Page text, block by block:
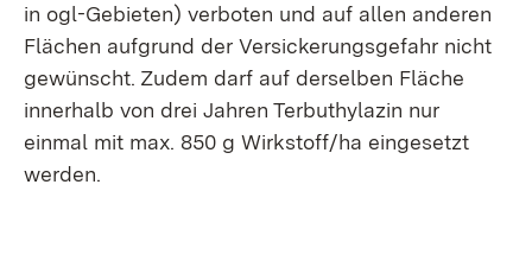
in ogl-Gebieten) verboten und auf allen anderen
Flächen aufgrund der Versickerungsgefahr nicht
gewünscht. Zudem darf auf derselben Fläche
innerhalb von drei Jahren Terbuthylazin nur
einmal mit max. 850 g Wirkstoff/ha eingesetzt
werden.